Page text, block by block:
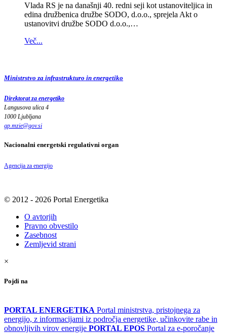
Vlada RS je na današnji 40. redni seji kot ustanoviteljica in
edina družbenica družbe SODO, d.o.o., sprejela Akt o
ustanovitvi družbe SODO d.o.o.,…
Več...
Ministrstvo za infrastrukturo in energetiko
Direktorat za energetiko
Langusova ulica 4
1000 Ljubljana
gp.mzie@gov.si
Nacionalni energetski regulativni organ
Agencija za energijo
© 2012 - 2026 Portal Energetika
O avtorjih
Pravno obvestilo
Zasebnost
Zemljevid strani
×
Pojdi na
PORTAL ENERGETIKA Portal ministrstva, pristojnega za
energijo, z informacijami iz področja energetike, učinkovite rabe in
obnovljivih virov energije PORTAL EPOS Portal za e-poročanje